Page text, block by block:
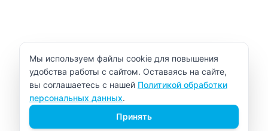
Уведомление об использовании cookie
Мы используем файлы cookie для повышения
удобства работы с сайтом. Оставаясь на сайте,
вы соглашаетесь с нашей Политикой обработки
персональных данных.
Принять